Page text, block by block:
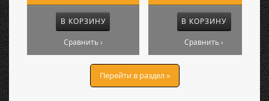
В КОРЗИНУ
Сравнить ›
В КОРЗИНУ
Сравнить ›
Перейти в раздел »